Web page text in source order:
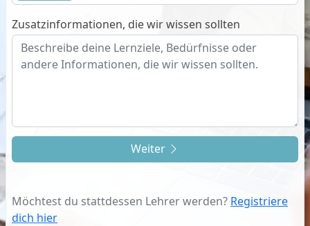
Zusatzinformationen, die wir wissen sollten
Weiter
Möchtest du stattdessen Lehrer werden? Registriere
dich hier